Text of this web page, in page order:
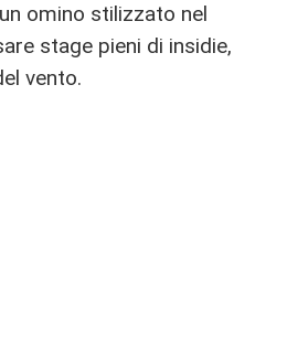
omino stilizzato nel
stage pieni di insidie,
vento.